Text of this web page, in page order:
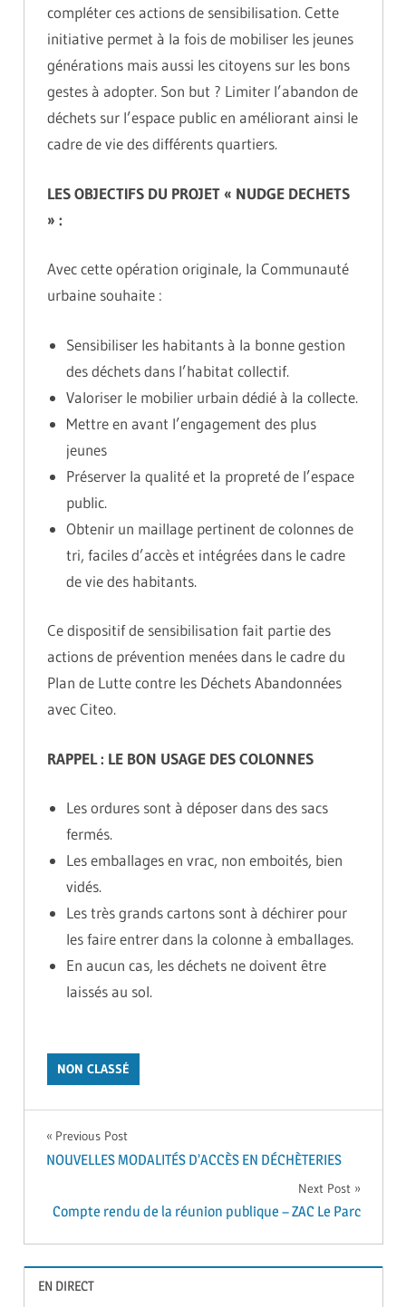
compléter ces actions de sensibilisation. Cette
initiative permet à la fois de mobiliser les jeunes
générations mais aussi les citoyens sur les bons
gestes à adopter. Son but ? Limiter l’abandon de
déchets sur l’espace public en améliorant ainsi le
cadre de vie des différents quartiers.
LES OBJECTIFS DU PROJET « NUDGE DECHETS
» :
Avec cette opération originale, la Communauté
urbaine souhaite :
Sensibiliser les habitants à la bonne gestion
des déchets dans l’habitat collectif.
Valoriser le mobilier urbain dédié à la collecte.
Mettre en avant l’engagement des plus
jeunes
Préserver la qualité et la propreté de l’espace
public.
Obtenir un maillage pertinent de colonnes de
tri, faciles d’accès et intégrées dans le cadre
de vie des habitants.
Ce dispositif de sensibilisation fait partie des
actions de prévention menées dans le cadre du
Plan de Lutte contre les Déchets Abandonnées
avec Citeo.
RAPPEL : LE BON USAGE DES COLONNES
Les ordures sont à déposer dans des sacs
fermés.
Les emballages en vrac, non emboités, bien
vidés.
Les très grands cartons sont à déchirer pour
les faire entrer dans la colonne à emballages.
En aucun cas, les déchets ne doivent être
laissés au sol.
NON CLASSÉ
Navigation
l’article
Previous Post
NOUVELLES MODALITÉS D’ACCÈS EN DÉCHÈTERIES
Next Post
Compte rendu de la réunion publique – ZAC Le Parc
EN DIRECT